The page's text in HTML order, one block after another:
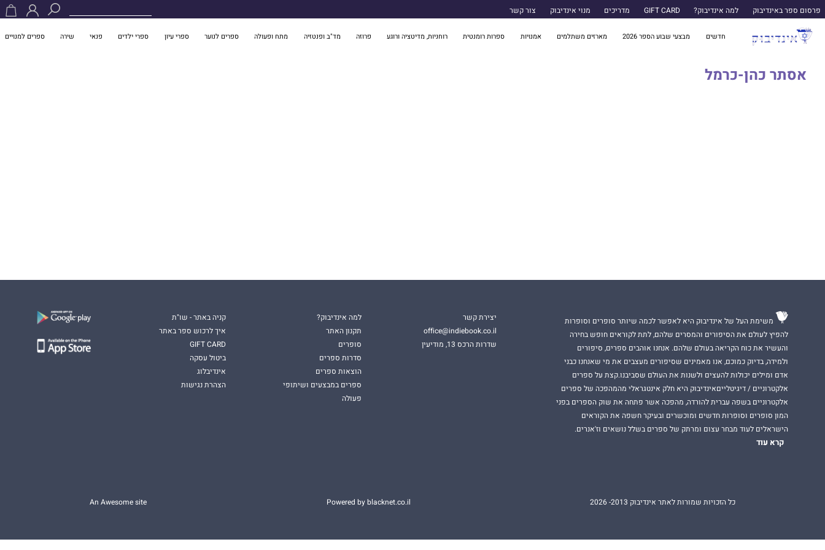
פרסום ספר באינדיבוק למה אינדיבוק? GIFT CARD מדריכים מנוי אינדיבוק צור קשר
חדשים מבצעי שבוע הספר 2026 מארזים משתלמים אמנויות ספרות רומנטית רוחניות, מדיטציה ורוגע פרוזה מד"ב ופנטזיה מתח ופעולה ספרים לנוער ספרי עיון ספרי ילדים פנאי שירה ספרים למנויים
אסתר כהן-כרמל
משימת העל של אינדיבוק היא לאפשר לכמה שיותר סופרים וסופרות
להפיץ לעולם את הסיפורים והמסרים שלהם, לתת לקוראים חופש בחירה
והעשיר את כוח הקריאה בעולם שלהם. אנחנו אוהבים ספרים, סיפורים
ולמידה, בדיוק כמוכם, אנו מאמינים שסיפורים מעצבים את מי שאנחנו כבני
אדם ומילים יכולות להעצים ולשנות את העולם שסביבנו.קצת על ספרים
אלקטרוניים / דיגיטלייםאינדיבוק היא חלק אינטגראלי מהמהפכה של ספרים
אלקטרוניים בשפה עברית להורדה, מהפכה אשר פתחה את שוק הספרים בפני
המון סופרים וסופרות חדשים ומוכשרים ובעיקר חשפה את הקוראים
הישראלים לעוד מבחר עצום ומרתק של ספרים בשלל נושאים וז'אנרים.
קרא עוד
יצירת קשר
office@indiebook.co.il
שדרות הרכס 13, מודיעין
למה אינדיבוק?
תקנון האתר
סופרים
סדרות ספרים
הוצאות ספרים
ספרים במבצעים ושיתופי
פעולה
קניה באתר - שו"ת
איך לרכוש ספר באתר
GIFT CARD
ביטול עסקה
אינדיבלוג
הצהרת נגישות
כל הזכויות שמורות לאתר אינדיבוק 2013- 2026 Powered by blacknet.co.il
An Awesome site